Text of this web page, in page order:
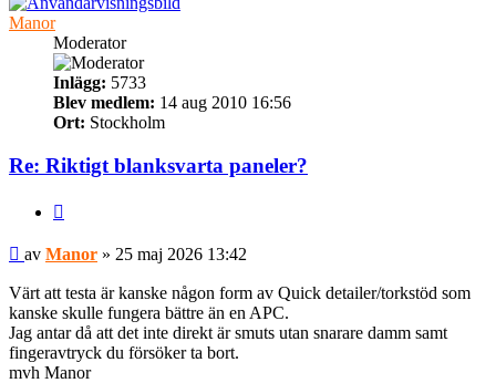
Manor
Moderator
Inlägg: 5733
Blev medlem: 14 aug 2010 16:56
Ort: Stockholm
Re: Riktigt blanksvarta paneler?
Inlägg
av Manor » 25 maj 2026 13:42
Värt att testa är kanske någon form av Quick detailer/torkstöd som
kanske skulle fungera bättre än en APC.
Jag antar då att det inte direkt är smuts utan snarare damm samt
fingeravtryck du försöker ta bort.
mvh Manor